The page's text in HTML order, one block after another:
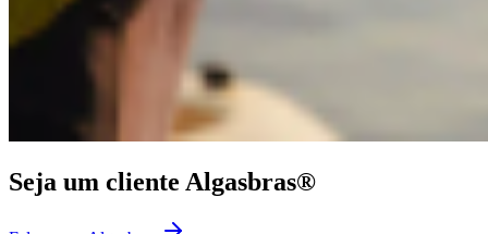
Seja um cliente Algasbras®